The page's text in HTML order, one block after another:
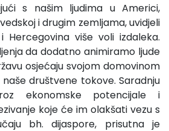
s našim ljudima u Americi,
i drugim zemljama, uvidjeli
više voli izdaleka.
da dodatno animiramo ljude
osjećaju svojom domovinom
društvene tokove. Saradnju
ekonomske potencijale i
koje će im olakšati vezu s
bh. dijaspore, prisutna je